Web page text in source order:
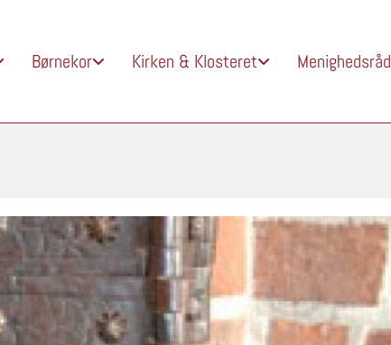
Børnekor Kirken & Klosteret Menighedsråd